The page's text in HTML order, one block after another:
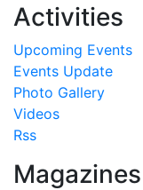
Activities
Upcoming Events
Events Update
Photo Gallery
Videos
Rss
Magazines